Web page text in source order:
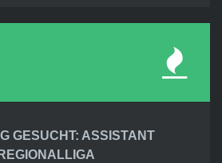
GESUCHT: ASSISTANT